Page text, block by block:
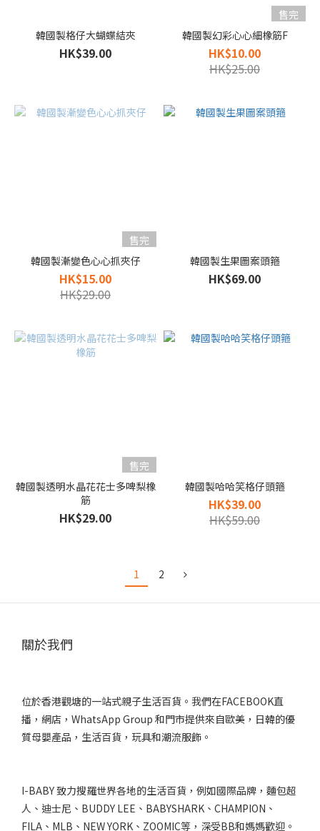
韓國製格仔大蝴蝶結夾
HK$39.00
售完
韓國製幻彩心心細橡筋F
HK$10.00
HK$25.00
售完
韓國製漸變色心心抓夾仔
HK$15.00
HK$29.00
韓國製生果圖案頭箍
HK$69.00
售完
韓國製透明水晶花花士多啤梨橡
筋
HK$29.00
韓國製哈哈笑格仔頭箍
HK$39.00
HK$59.00
1 2
關於我們
位於香港觀塘的一站式親子生活百貨。我們在FACEBOOK直
播，網店，WhatsApp Group 和門市提供來自歐美，日韓的優
質母嬰產品，生活百貨，玩具和潮流服飾。
I-BABY 致力搜羅世界各地的生活百貨，例如國際品牌，麵包超
人、迪士尼、BUDDY LEE、BABYSHARK、CHAMPION、
FILA、MLB、NEW YORK、ZOOMIC等，深受BB和媽媽歡迎。